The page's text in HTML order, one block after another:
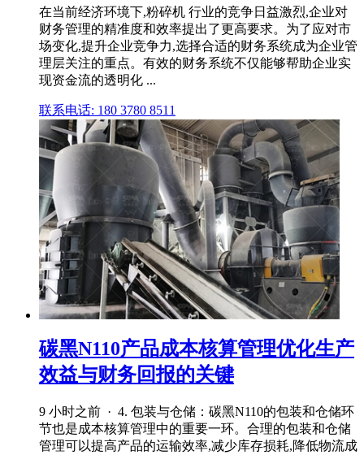
在当前经济环境下,粉碎机 行业的竞争日益激烈,企业对
财务管理的精准度和效率提出了更高要求。为了应对市
场变化,提升企业竞争力,选择合适的财务系统成为企业管
理层关注的重点。有效的财务系统不仅能够帮助企业实
现资金流的透明化 ...
联系电话: 180 3780 8511
碳黑N110产品成本核算管理优化生产
效益与财务回报的关键
9 小时之前 · 4. 包装与仓储：碳黑N110的包装和仓储环
节也是成本核算管理中的重要一环。合理的包装和仓储
管理可以提高产品的运输效率,减少库存损耗,降低物流成